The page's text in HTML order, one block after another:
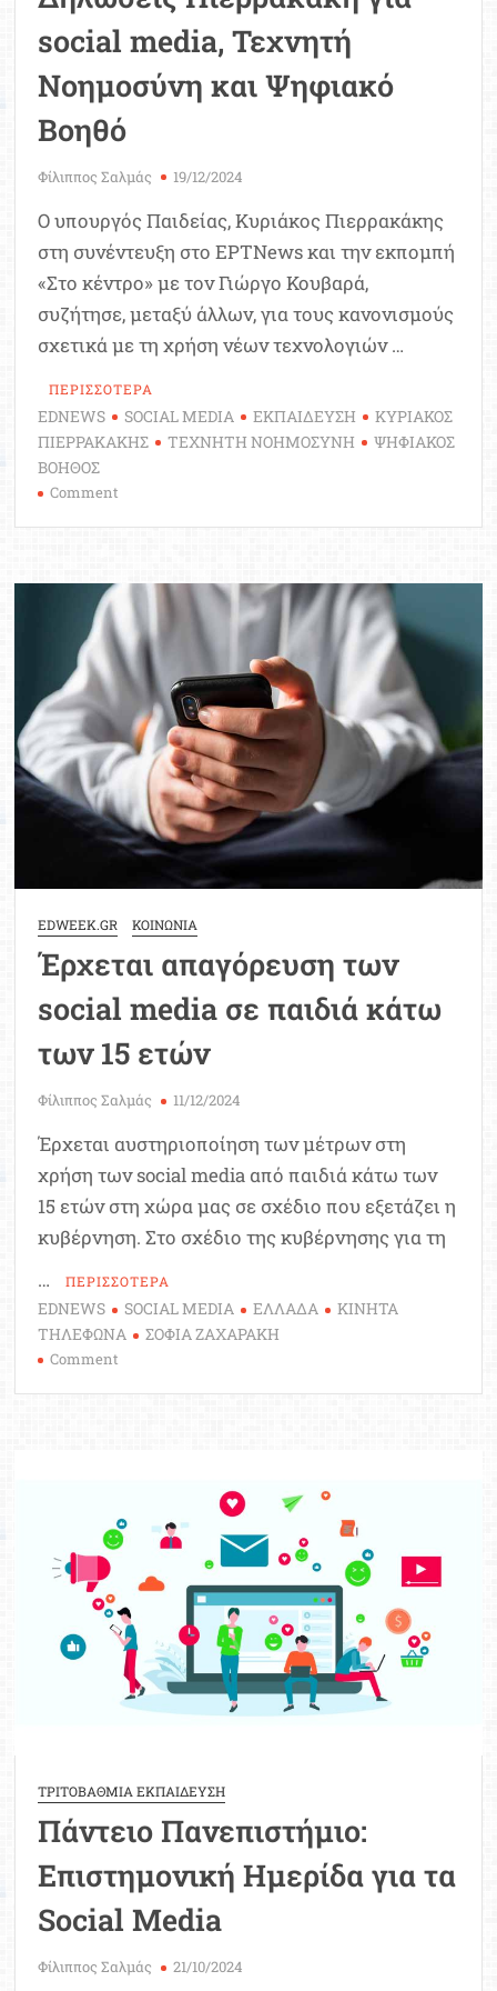
social media, Τεχνητή
Νοημοσύνη και Ψηφιακό
Βοηθό
Φίλιππος Σαλμάς 19/12/2024
Ο υπουργός Παιδείας, Κυριάκος Πιερρακάκης
στη συνέντευξη στο ΕΡΤNews και την εκπομπή
«Στο κέντρο» με τον Γιώργο Κουβαρά,
συζήτησε, μεταξύ άλλων, για τους κανονισμούς
σχετικά με τη χρήση νέων τεχνολογιών …
ΠΕΡΙΣΣΟΤΕΡΑ
EDNEWS SOCIAL MEDIA ΕΚΠΑΙΔΕΥΣΗ
ΚΥΡΙΑΚΟΣ
ΠΙΕΡΡΑΚΑΚΗΣ
ΤΕΧΝΗΤΗ ΝΟΗΜΟΣΥΝΗ
ΨΗΦΙΑΚΟΣ
ΒΟΗΘΟΣ
Comment
social
media,
Τεχνητή
Νοημοσύνη
και
Ψηφιακό
Βοηθό
EDWEEK.GR ΚΟΙΝΩΝΙΑ
Έρχεται απαγόρευση των
social media σε παιδιά κάτω
των 15 ετών
Φίλιππος Σαλμάς 11/12/2024
Έρχεται αυστηριοποίηση των μέτρων στη
χρήση των social media από παιδιά κάτω των
15 ετών στη χώρα μας σε σχέδιο που εξετάζει η
κυβέρνηση. Στο σχέδιο της κυβέρνησης για τη
…
ΠΕΡΙΣΣΟΤΕΡΑ
EDNEWS SOCIAL MEDIA ΕΛΛΑΔΑ
ΚΙΝΗΤΑ
ΤΗΛΕΦΩΝΑ
ΣΟΦΙΑ ΖΑΧΑΡΑΚΗ
Comment
παιδιά
κάτω
των
15
ετών
ΤΡΙΤΟΒΑΘΜΙΑ ΕΚΠΑΙΔΕΥΣΗ
Πάντειο Πανεπιστήμιο:
Επιστημονική Ημερίδα για τα
Social Media
Φίλιππος Σαλμάς 21/10/2024